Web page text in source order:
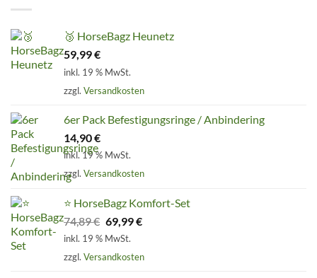
🥉 HorseBagz Heunetz
59,99€
inkl. 19 % MwSt.
zzgl. Versandkosten
6er Pack Befestigungsringe / Anbindering
14,90€
inkl. 19 % MwSt.
zzgl. Versandkosten
⭐ HorseBagz Komfort-Set
74,89€ Ursprünglicher
Preis
74,89 €
69,99€Aktueller
69,99 €.
inkl. 19 % MwSt.
zzgl. Versandkosten